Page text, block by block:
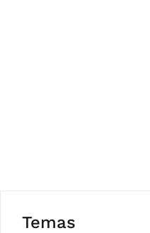
Temas